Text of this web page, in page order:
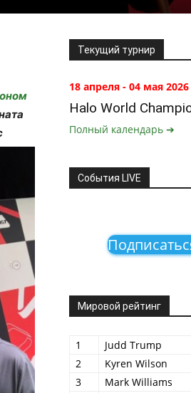
Текущий турнир
18 апреля - 04 мая 2026
Halo World
Полный календарь ➔
События LIVE
Мировой рейтинг
1 Judd Trump
2
Kyren Wilson
3
Mark Williams